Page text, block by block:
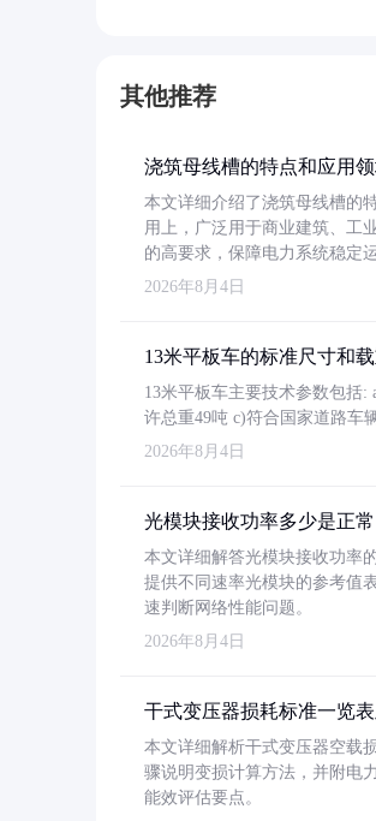
其他推荐
浇筑母线槽的特点和应用
本文详细介绍了浇筑母线槽的
用上，广泛用于商业建筑、工
的高要求，保障电力系统稳定运
2026年8月4日
13米平板车的标准尺寸和
13米平板车主要技术参数包括:
许总重49吨 c)符合国家道路车
2026年8月4日
光模块接收功率多少是正常
本文详细解答光模块接收功率
提供不同速率光模块的参考值
速判断网络性能问题。
2026年8月4日
干式变压器损耗标准一览
本文详细解析干式变压器空载
骤说明变损计算方法，并附电
能效评估要点。